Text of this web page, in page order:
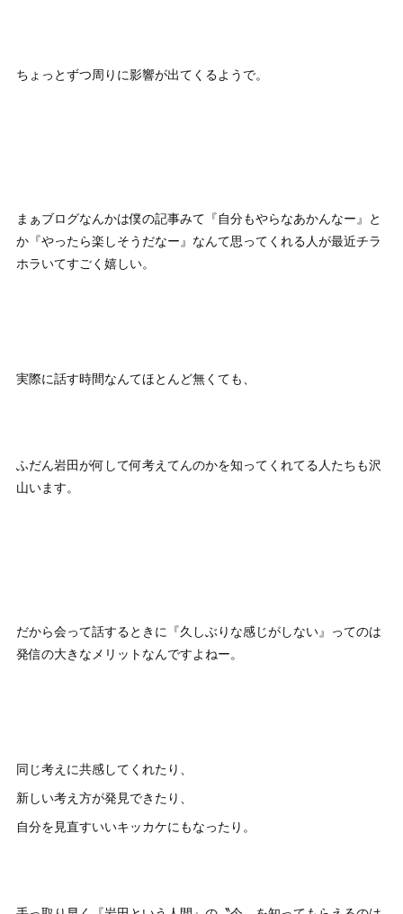
ちょっとずつ周りに影響が出てくるようで。
まぁブログなんかは僕の記事みて『自分もやらなあかんなー』と
か『やったら楽しそうだなー』なんて思ってくれる人が最近チラ
ホラいてすごく嬉しい。
実際に話す時間なんてほとんど無くても、
ふだん岩田が何して何考えてんのかを知ってくれてる人たちも沢
山います。
だから会って話するときに『久しぶりな感じがしない』ってのは
発信の大きなメリットなんですよねー。
同じ考えに共感してくれたり、
新しい考え方が発見できたり、
自分を見直すいいキッカケにもなったり。